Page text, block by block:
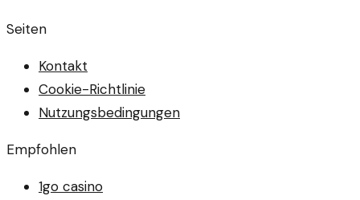
Seiten
Kontakt
Cookie-Richtlinie
Nutzungsbedingungen
Empfohlen
1go casino